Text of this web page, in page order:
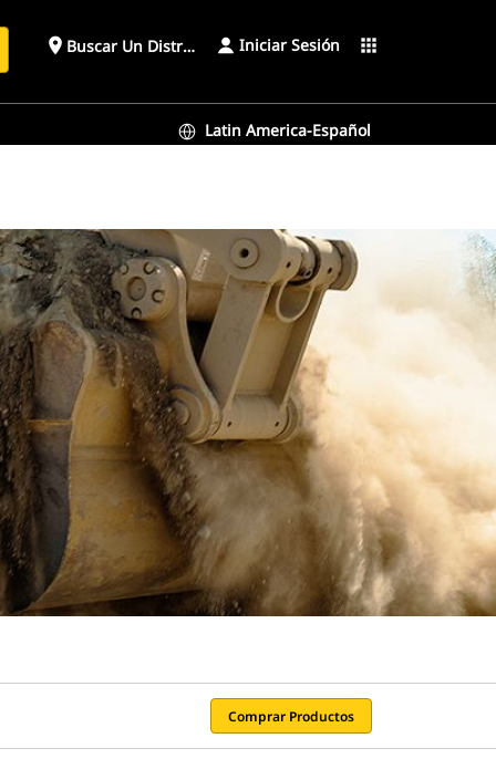
place Buscar Un Distribuidor Iniciar Sesión apps
Latin America-Español
Comprar Productos